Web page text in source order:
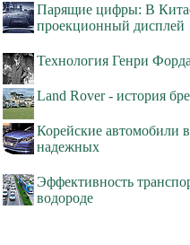
Парящие цифры: В
проекционный дисплей
Технология Генри
Land Rover - история
Корейские автомобили
надежных
Эффективность
водороде